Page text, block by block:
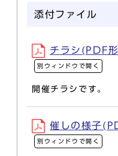
添付ファイル
チラシ(PDF
別ウィンドウで開く
開催チラシです。
催しの様子
別ウィンドウで開く